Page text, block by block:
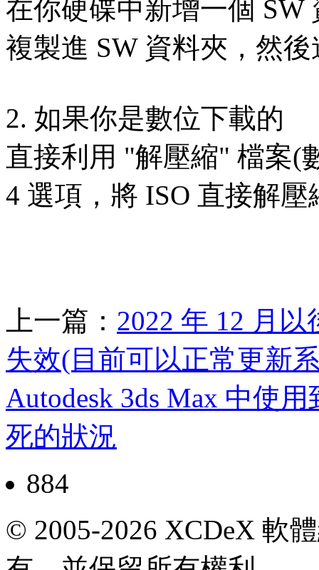
在你硬碟中新增一個 SW
複製進 SW 資料夾，然
2. 如果你是數位下載的
直接利用 "解壓縮" 檔案(
4 選項，將 ISO 直接解
上一篇： 2022 年 12 月以
失效(目前可以正常更新
Autodesk 3ds Max 中使
死的狀況
884
© 2005-2026 XCDeX 軟